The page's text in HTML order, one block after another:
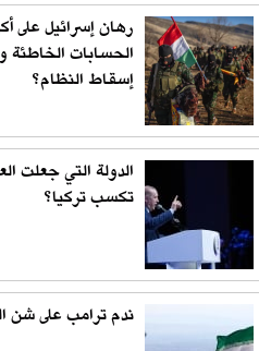
رهان إسرائيل على
الحسابات
إسقاط النظام؟
الدولة التي جعلت
تكسب تركيا؟
ندم ترامب على شن